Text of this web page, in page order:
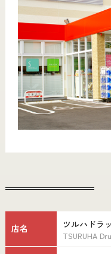
店名 ツルハドラ
TSURUHA